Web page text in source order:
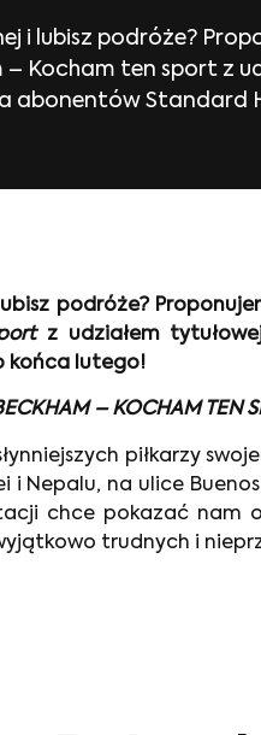
i lubisz podróże?
– Kocham ten sport z
abonentów Standard
podróże?
z udziałem
końca lutego!
– KOCHAM TEN
piłkarzy
i Nepalu, na ulice
chce pokazać nam
trudnych i